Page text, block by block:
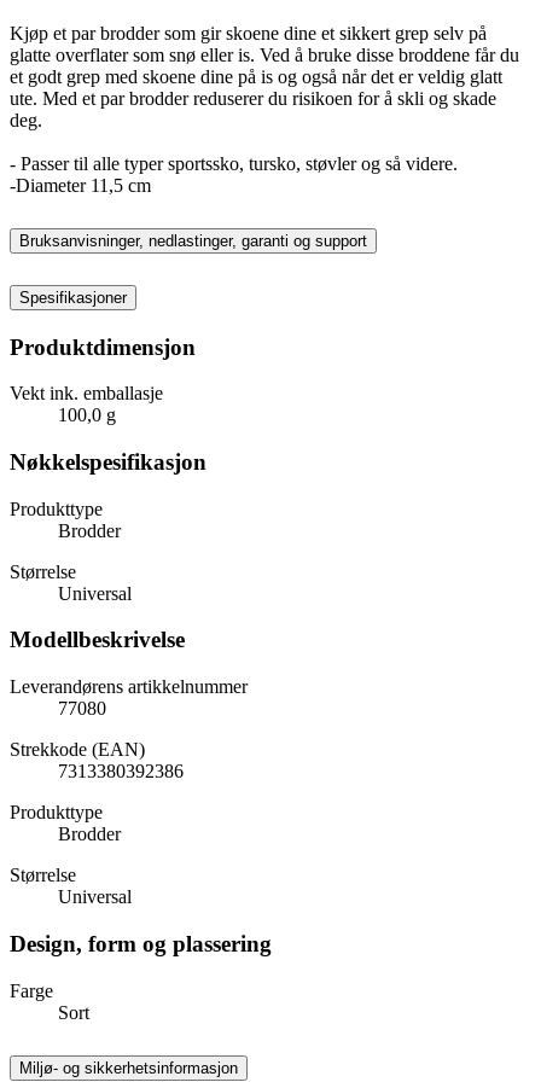
Kjøp et par brodder som gir skoene dine et sikkert grep selv på
glatte overflater som snø eller is. Ved å bruke disse broddene får du
et godt grep med skoene dine på is og også når det er veldig glatt
ute. Med et par brodder reduserer du risikoen for å skli og skade
deg.
- Passer til alle typer sportssko, tursko, støvler og så videre.
-Diameter 11,5 cm
Bruksanvisninger, nedlastinger, garanti og support
Spesifikasjoner
Produktdimensjon
Vekt ink. emballasje
100,0 g
Nøkkelspesifikasjon
Produkttype
Brodder
Størrelse
Universal
Modellbeskrivelse
Leverandørens artikkelnummer
77080
Strekkode (EAN)
7313380392386
Produkttype
Brodder
Størrelse
Universal
Design, form og plassering
Farge
Sort
Miljø- og sikkerhetsinformasjon